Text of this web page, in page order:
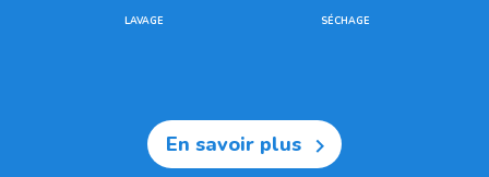
LAVAGE SÉCHAGE
En savoir plus 